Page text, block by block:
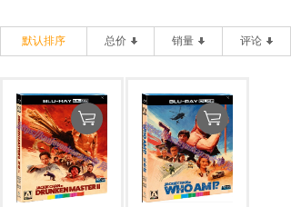
默认排序 总价 销量 评论